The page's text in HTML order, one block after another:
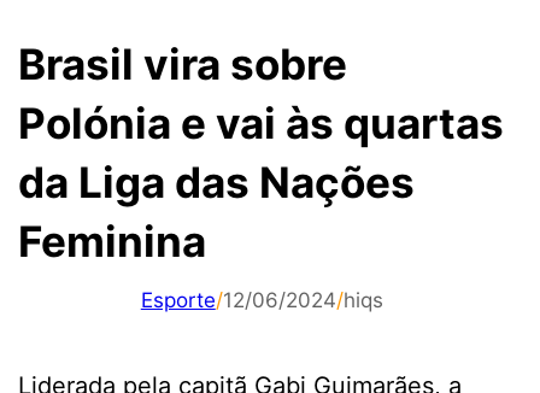
Brasil vira sobre
Polónia e vai às quartas
da Liga das Nações
Feminina
Esporte/12/06/2024/hiqs
Liderada pela capitã Gabi Guimarães, a